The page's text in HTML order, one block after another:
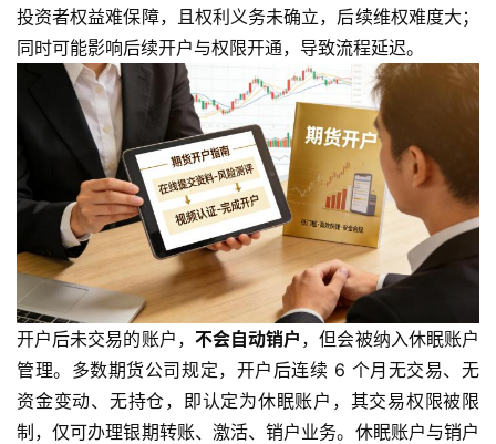
投资者权益难保障，且权利义务未确立，后续维权难度大；
同时可能影响后续开户与权限开通，导致流程延迟。
开户后未交易的账户， 不会自动销户 ，但会被纳入休眠账户
管理。多数期货公司规定，开户后连续 6 个月无交易、无
资金变动、无持仓，即认定为休眠账户，其交易权限被限
制，仅可办理银期转账、激活、销户业务。休眠账户与销户